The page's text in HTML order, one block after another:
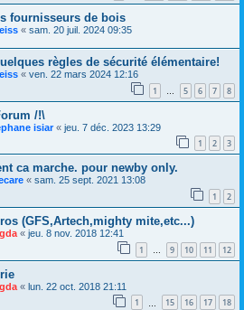
fournisseurs de bois
« sam. 20 juil. 2024 09:35
règles de sécurité élémentaire!
« ven. 22 mars 2024 12:16
1 … 5 6 7 8
/!\
isiar« jeu. 7 déc. 2023 13:29
1 2 3
ca marche. pour newby only.
« sam. 25 sept. 2021 13:08
1 2
(GFS,Artech,mighty mite,etc...)
« jeu. 8 nov. 2018 12:41
1 … 9 10 11 12
« lun. 22 oct. 2018 21:11
1 15 16 17 18